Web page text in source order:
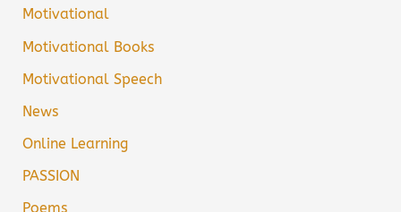
Motivational
Motivational Books
Motivational Speech
News
Online Learning
PASSION
Poems